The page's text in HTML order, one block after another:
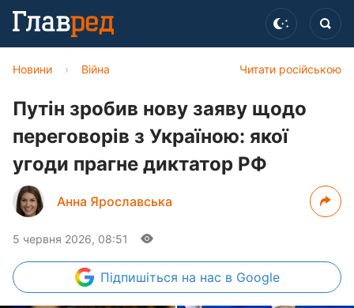
Читати російською
Новини › Війна
Путін зробив нову заяву щодо
переговорів з Україною: якої
угоди прагне диктатор РФ
Анна Ярославська
5 червня 2026, 08:51
Підпишіться на нас в Google